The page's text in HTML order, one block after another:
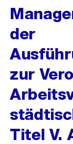
der
zur
Titel V.